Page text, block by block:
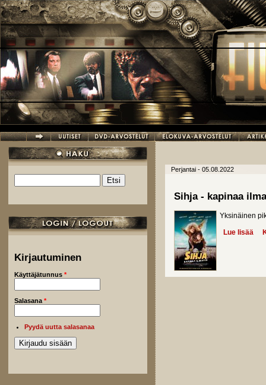
Hyppää pääsisältöön
Hakulomake
Kirjautuminen
Käyttäjätunnus *
Salasana *
Pyydä uutta salasanaa
Perjantai - 05.08.2022
Sihja - kapinaa
Yksinäinen
Lue lisää